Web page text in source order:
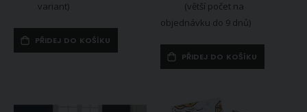
variant)
PŘIDEJ DO KOŠÍKU
(větší počet na
objednávku do 9 dnů)
PŘIDEJ DO KOŠÍKU